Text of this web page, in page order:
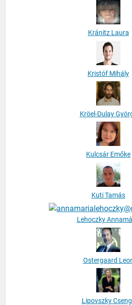
Kránitz Laura
Kristóf Mihály
Kröel-Dulay
Kulcsár Emőke
Kuti Tamás
Lehoczky
Ostergaard
Lipovszky